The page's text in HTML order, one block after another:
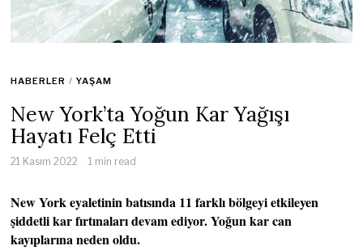
HABERLER / YAŞAM
New York’ta Yoğun Kar Yağışı
Hayatı Felç Etti
21 Kasım 2022 1 min read
New York eyaletinin batısında 11 farklı bölgeyi etkileyen
şiddetli kar fırtınaları devam ediyor. Yoğun kar can
kayıplarına neden oldu.